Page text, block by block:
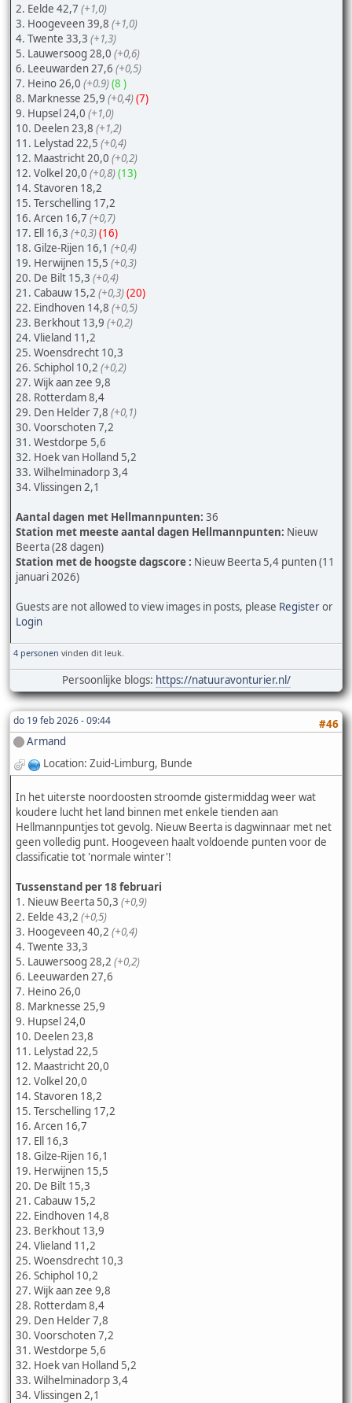
2. Eelde 42,7 (+1,0)
3. Hoogeveen 39,8 (+1,0)
4. Twente 33,3 (+1,3)
5. Lauwersoog 28,0 (+0,6)
6. Leeuwarden 27,6 (+0,5)
7. Heino 26,0 (+0.9)(8 )
8. Marknesse 25,9 (+0,4)(7)
9. Hupsel 24,0 (+1,0)
10. Deelen 23,8 (+1,2)
11. Lelystad 22,5 (+0,4)
12. Maastricht 20,0 (+0,2)
12. Volkel 20,0 (+0,8)(13)
14. Stavoren 18,2
15. Terschelling 17,2
16. Arcen 16,7 (+0,7)
17. Ell 16,3 (+0,3)(16)
18. Gilze-Rijen 16,1 (+0,4)
19. Herwijnen 15,5 (+0,3)
20. De Bilt 15,3 (+0,4)
21. Cabauw 15,2 (+0,3)(20)
22. Eindhoven 14,8 (+0,5)
23. Berkhout 13,9 (+0,2)
24. Vlieland 11,2
25. Woensdrecht 10,3
26. Schiphol 10,2 (+0,2)
27. Wijk aan zee 9,8
28. Rotterdam 8,4
29. Den Helder 7,8 (+0,1)
30. Voorschoten 7,2
31. Westdorpe 5,6
32. Hoek van Holland 5,2
33. Wilhelminadorp 3,4
34. Vlissingen 2,1
Aantal dagen met Hellmannpunten: 36
Station met meeste aantal dagen Hellmannpunten: Nieuw
Beerta (28 dagen)
Station met de hoogste dagscore : Nieuw Beerta 5,4 punten (11
januari 2026)
Guests are not allowed to view images in posts, please Registeror
Login
4 personen vinden dit leuk.
Persoonlijke blogs: https://natuuravonturier.nl/
do 19 feb 2026 - 09:44
#46
Armand
Location: Zuid-Limburg, Bunde
In het uiterste noordoosten stroomde gistermiddag weer wat
koudere lucht het land binnen met enkele tienden aan
Hellmannpuntjes tot gevolg. Nieuw Beerta is dagwinnaar met net
geen volledig punt. Hoogeveen haalt voldoende punten voor de
classificatie tot 'normale winter'!
Tussenstand per 18 februari
1. Nieuw Beerta 50,3 (+0,9)
2. Eelde 43,2 (+0,5)
3. Hoogeveen 40,2 (+0,4)
4. Twente 33,3
5. Lauwersoog 28,2 (+0,2)
6. Leeuwarden 27,6
7. Heino 26,0
8. Marknesse 25,9
9. Hupsel 24,0
10. Deelen 23,8
11. Lelystad 22,5
12. Maastricht 20,0
12. Volkel 20,0
14. Stavoren 18,2
15. Terschelling 17,2
16. Arcen 16,7
17. Ell 16,3
18. Gilze-Rijen 16,1
19. Herwijnen 15,5
20. De Bilt 15,3
21. Cabauw 15,2
22. Eindhoven 14,8
23. Berkhout 13,9
24. Vlieland 11,2
25. Woensdrecht 10,3
26. Schiphol 10,2
27. Wijk aan zee 9,8
28. Rotterdam 8,4
29. Den Helder 7,8
30. Voorschoten 7,2
31. Westdorpe 5,6
32. Hoek van Holland 5,2
33. Wilhelminadorp 3,4
34. Vlissingen 2,1